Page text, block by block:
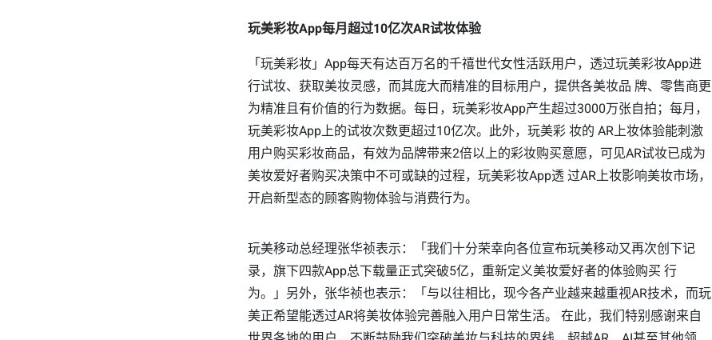
玩美彩妆App每月超过10亿次AR试妆体验
「玩美彩妆」App每天有达百万名的千禧世代女性活跃用户，透过玩美彩妆App进
行试妆、获取美妆灵感，而其庞大而精准的目标用户，提供各美妆品 牌、零售商更
为精准且有价值的行为数据。每日，玩美彩妆App产生超过3000万张自拍；每月，
玩美彩妆App上的试妆次数更超过10亿次。此外，玩美彩 妆的 AR上妆体验能刺激
用户购买彩妆商品，有效为品牌带来2倍以上的彩妆购买意愿，可见AR试妆已成为
美妆爱好者购买决策中不可或缺的过程，玩美彩妆App透 过AR上妆影响美妆市场，
开启新型态的顾客购物体验与消费行为。
玩美移动总经理张华祯表示：「我们十分荣幸向各位宣布玩美移动又再次创下记
录，旗下四款App总下载量正式突破5亿，重新定义美妆爱好者的体验购买 行
为。」另外，张华祯也表示：「与以往相比，现今各产业越来越重视AR技术，而玩
美正希望能透过AR将美妆体验完善融入用户日常生活。 在此，我们特别感谢来自